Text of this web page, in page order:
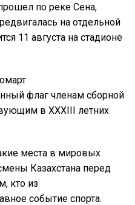
по реке Сена,
на отдельной
11 августа на стадионе
флаг членам сборной
в ХХХІІІ летних
места в мировых
Казахстана перед
кто из
событие спорта.